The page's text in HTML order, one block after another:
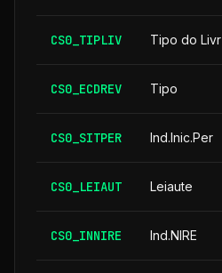
CS0_TIPLIV Tipo do Livr
CS0_ECDREV Tipo
CS0_SITPER Ind.Inic.Per
CS0_LEIAUT Leiaute
CS0_INNIRE Ind.NIRE